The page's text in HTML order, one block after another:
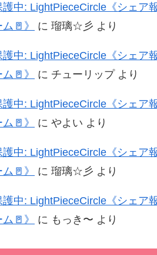
護中: LightPieceCircle《シェア
🚪》
に 瑠璃☆彡 より
護中: LightPieceCircle《シェア
🚪》
に チューリップより
護中: LightPieceCircle《シェア
🚪》
に やよい より
護中: LightPieceCircle《シェア
🚪》
に 瑠璃☆彡 より
護中: LightPieceCircle《シェア
🚪》
に もっき〜 より